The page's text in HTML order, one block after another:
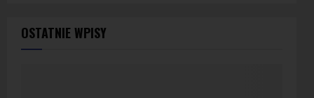
OSTATNIE WPISY